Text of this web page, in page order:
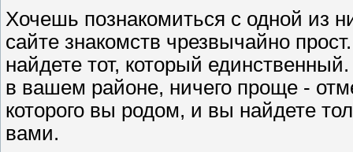
Хочешь познакомиться с одной из
сайте знакомств чрезвычайно
найдете тот, который
в вашем районе, ничего проще -
которого вы родом, и вы найдете
вами.